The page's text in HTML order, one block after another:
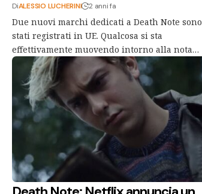
DiALESSIO LUCHERINI 2 anni fa
Due nuovi marchi dedicati a Death Note sono
stati registrati in UE. Qualcosa si sta
effettivamente muovendo intorno alla nota…